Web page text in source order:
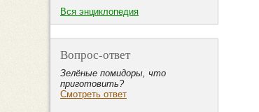
Вся энциклопедия
Вопрос-ответ
Зелёные помидоры, что
приготовить?
Смотреть ответ